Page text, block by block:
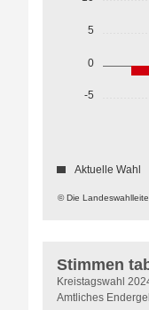
-5
0
5
© Die
Aktuelle Wahl
Stimmen
Stimmen
tabellarisch
Kreistagswahl
Amtliches